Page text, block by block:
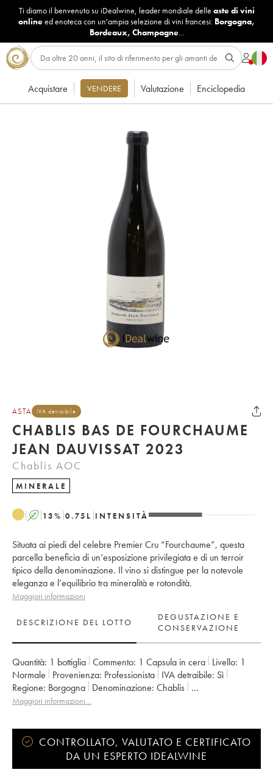
Ti diamo il benvenuto su iDealwine, leader mondiale delle aste di vini
onlineed enoteca con un'ampia selezione di vini francesi: Borgogna,
Bordeaux, Champagne...
Acquistare VENDERE Valutazione Enciclopedia
ASTA IVA detraibile
CHABLIS BAS DE FOURCHAUME
JEAN DAUVISSAT 2023
Chablis AOC
MINERALE
A 13% 0.75 L INTENSITÀ
Situata ai piedi del celebre Premier Cru “Fourchaume”, questa
parcella beneficia di un’esposizione privilegiata e di un terroir
tipico della denominazione. Il vino si distingue per la notevole
eleganza e l’equilibrio tra mineralità e rotondità.
Maggiori informazioni
DESCRIZIONE DEL LOTTO
DEGUSTAZIONE E
CONSERVAZIONE
Quantità: 1 bottiglia Commento: 1 Capsula in cera Livello: 1
Normale
Provenienza: professionista IVA detraibile:
sì
Regione:
Borgogna Denominazione:
Chablis
Proprietario: Jean Dauvissat
Maggiori informazioni…
CONTROLLATO, VALUTATO E CERTIFICATO
DA UN ESPERTO IDEALWINE